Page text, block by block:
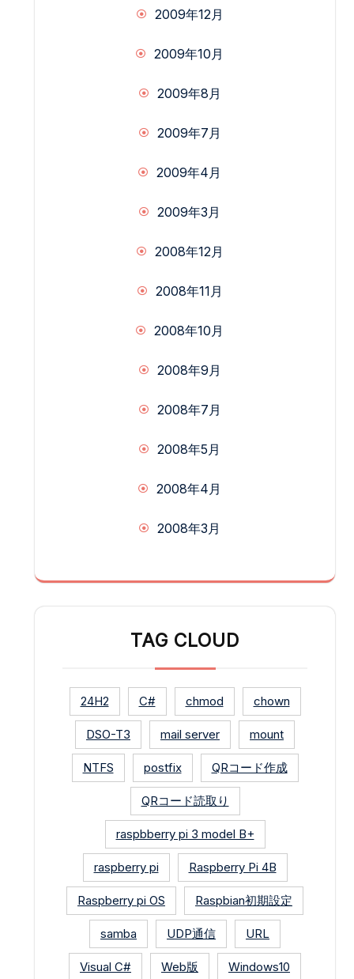
2009年12月
2009年10月
2009年8月
2009年7月
2009年4月
2009年3月
2008年12月
2008年11月
2008年10月
2008年9月
2008年7月
2008年5月
2008年4月
2008年3月
TAG CLOUD
24H2 C# chmod chown
DSO-T3 mail server mount
NTFS postfix QRコード作成
QRコード読取り
raspbberry pi 3 model B+
raspberry pi Raspberry Pi 4B
Raspberry pi OS Raspbian初期設定
samba UDP通信 URL
Visual C# Web版 Windows10